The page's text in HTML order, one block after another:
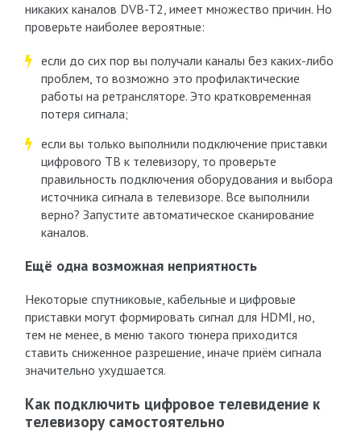
никаких каналов DVB-T2, имеет множество причин. Но
проверьте наиболее вероятные:
если до сих пор вы получали каналы без каких-либо
проблем, то возможно это профилактические
работы на ретрансляторе. Это кратковременная
потеря сигнала;
если вы только выполнили подключение приставки
цифрового ТВ к телевизору, то проверьте
правильность подключения оборудования и выбора
источника сигнала в телевизоре. Все выполнили
верно? Запустите автоматическое сканирование
каналов.
Ещё одна возможная неприятность
Некоторые спутниковые, кабельные и цифровые
приставки могут формировать сигнал для HDMI, но,
тем не менее, в меню такого тюнера приходится
ставить сниженное разрешение, иначе приём сигнала
значительно ухудшается.
Как подключить цифровое телевидение к
телевизору самостоятельно